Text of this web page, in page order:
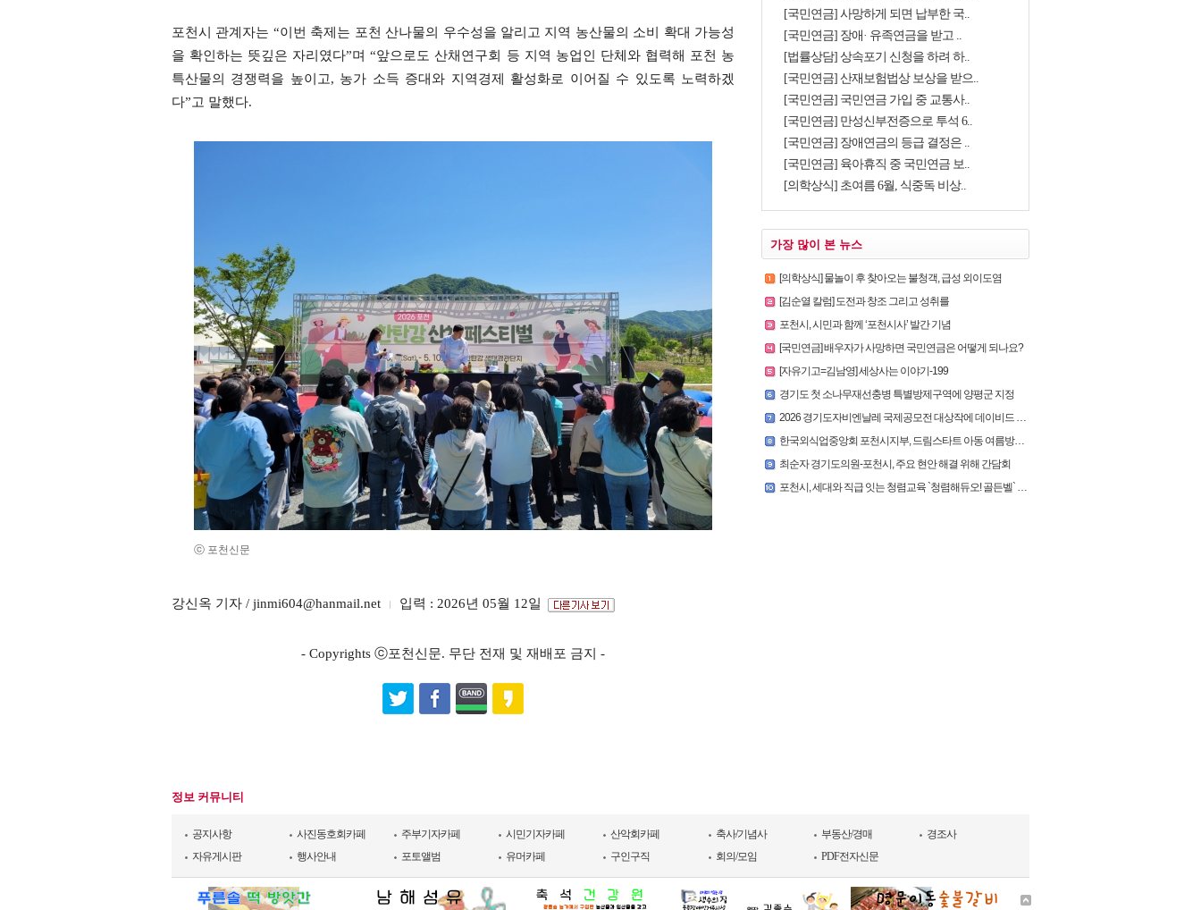
포천시 관계자는 “이번 축제는 포천 산나물의 우수성을 알리고 지역 농산물의 소비 확대 가능성
을 확인하는 뜻깊은 자리였다”며 “앞으로도 산채연구회 등 지역 농업인 단체와 협력해 포천 농
특산물의 경쟁력을 높이고, 농가 소득 증대와 지역경제 활성화로 이어질 수 있도록 노력하겠
다”고 말했다.
ⓒ 포천신문
강신옥 기자 / jinmi604@hanmail.net 입력 : 2026년 05월 12일
- Copyrights ⓒ포천신문. 무단 전재 및 재배포 금지 -
[국민연금] 사망하게 되면 납부한 국..
[국민연금] 장애· 유족연금을 받고 ..
[법률상담] 상속포기 신청을 하려 하..
[국민연금] 산재보험법상 보상을 받으..
[국민연금] 국민연금 가입 중 교통사..
[국민연금] 만성신부전증으로 투석 6..
[국민연금] 장애연금의 등급 결정은 ..
[국민연금] 육아휴직 중 국민연금 보..
[의학상식] 초여름 6월, 식중독 비상..
가장 많이 본 뉴스
[의학상식] 물놀이 후 찾아오는 불청객, 급성 외이도염
[김순열 칼럼] 도전과 창조 그리고 성취를
포천시, 시민과 함께 ‘포천시사’ 발간 기념
[국민연금] 배우자가 사망하면 국민연금은 어떻게 되나요?
[자유기고=김남영] 세상사는 이야기-199
경기도 첫 소나무재선충병 특별방제구역에 양평군 지정
2026 경기도자비엔날레 국제공모전 대상작에 데이비드 라우어의 ‘펀치카드 하우스’ 선정
한국외식업중앙회 포천시지부, 드림스타트 아동 여름방학 후원물품 전달
최순자 경기도의원-포천시, 주요 현안 해결 위해 간담회
포천시, 세대와 직급 잇는 청렴교육 `청렴해듀오! 골든벨` 개최
정보 커뮤니티
공지사항 사진동호회카페 주부기자카페 시민기자카페 산악회카페 축사/기념사 부동산/경매
경조사
자유게시판
행사안내 포토앨범 유머카페 구인구직 회의/모임 PDF전자신문